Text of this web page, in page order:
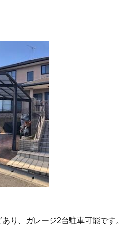
り、ガレージ2台駐車可能です。